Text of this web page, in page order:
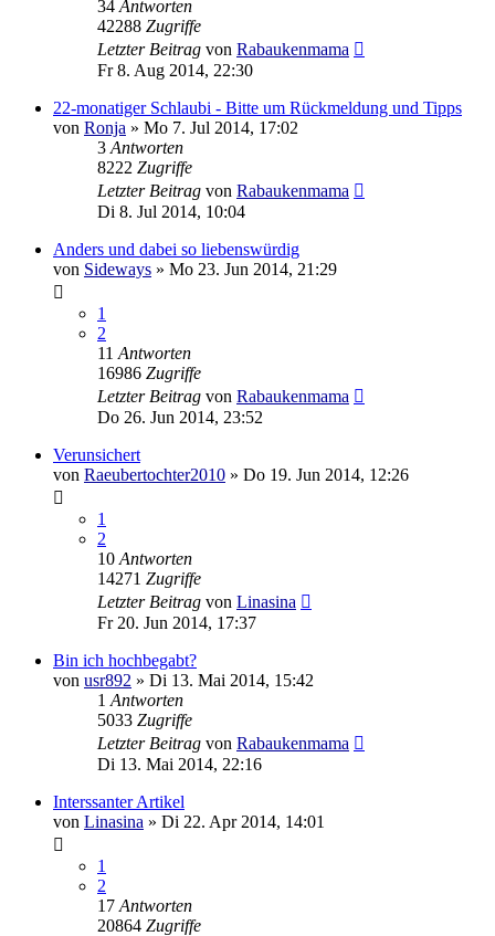
34 Antworten
42288 Zugriffe
Letzter Beitrag von Rabaukenmama
Fr 8. Aug 2014, 22:30
22-monatiger Schlaubi - Bitte um Rückmeldung und Tipps
von Ronja » Mo 7. Jul 2014, 17:02
3 Antworten
8222 Zugriffe
Letzter Beitrag von Rabaukenmama
Di 8. Jul 2014, 10:04
Anders und dabei so liebenswürdig
von Sideways » Mo 23. Jun 2014, 21:29
1
2
11 Antworten
16986 Zugriffe
Letzter Beitrag von Rabaukenmama
Do 26. Jun 2014, 23:52
Verunsichert
von Raeubertochter2010 » Do 19. Jun 2014, 12:26
1
2
10 Antworten
14271 Zugriffe
Letzter Beitrag von Linasina
Fr 20. Jun 2014, 17:37
Bin ich hochbegabt?
von usr892 » Di 13. Mai 2014, 15:42
1 Antworten
5033 Zugriffe
Letzter Beitrag von Rabaukenmama
Di 13. Mai 2014, 22:16
Interssanter Artikel
von Linasina » Di 22. Apr 2014, 14:01
1
2
17 Antworten
20864 Zugriffe